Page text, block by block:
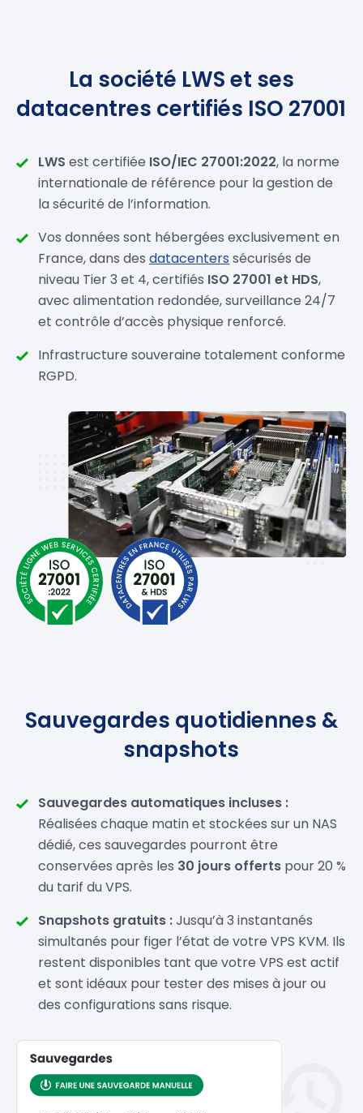
La société LWS et ses
datacentres certifiés ISO 27001
LWS est certifiée ISO/IEC 27001:2022, la norme
internationale de référence pour la gestion de
la sécurité de l’information.
Vos données sont hébergées exclusivement en
France, dans desdatacenters sécurisés de
niveau Tier 3 et 4, certifiés ISO 27001 et HDS,
avec alimentation redondée, surveillance 24/7
et contrôle d’accès physique renforcé.
Infrastructure souveraine totalement conforme
RGPD.
Sauvegardes quotidiennes &
snapshots
Sauvegardes automatiques incluses :
Réalisées chaque matin et stockées sur un NAS
dédié, ces sauvegardes pourront être
conservées après les 30 jours offerts pour 20 %
du tarif du VPS.
Snapshots gratuits :Jusqu’à 3 instantanés
simultanés pour figer l’état de votre VPS KVM. Ils
restent disponibles tant que votre VPS est actif
et sont idéaux pour tester des mises à jour ou
des configurations sans risque.